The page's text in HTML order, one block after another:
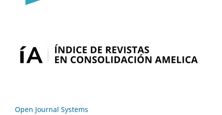
Open Journal Systems